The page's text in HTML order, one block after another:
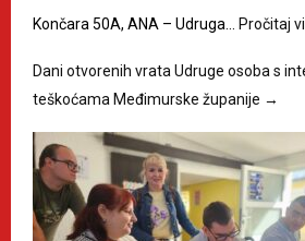
Končara 50A, ANA – Udruga…
Pročitaj
Dani otvorenih vrata Udruge osoba s
teškoćama Međimurske županije →